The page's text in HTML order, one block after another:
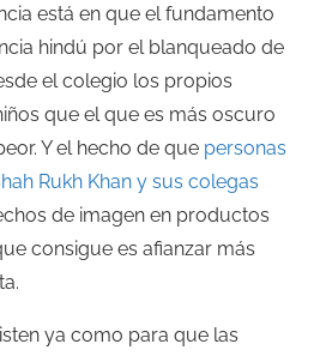
está en que el fundamento
hindú por el blanqueado de
el colegio los propios
que el que es más oscuro
Y el hecho de que personas
Rukh Khan y sus colegas
de imagen en productos
consigue es afianzar más
ya como para que las